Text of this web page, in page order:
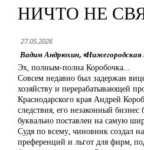
НИЧТО НЕ
27.05.2026
Вадим Андрюхин, «Нижегородская
Эх, полным-полна Коробочка…
Совсем недавно был задержан
хозяйству и перерабатывающей
Краснодарского края Андрей
следствия, его незаконный
буквально поставлен на самую
Судя по всему, чиновник создал
преференций и льгот для фирм,